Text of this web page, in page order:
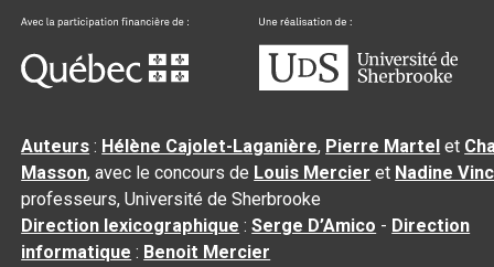
Auteurs : Hélène Cajolet-Laganière, Pierre Martel et
Masson, avec le concours de Louis Mercier et Nadine
professeurs, Université de Sherbrooke
Direction lexicographique :Serge D’Amico - Direction
informatique : Benoit Mercier